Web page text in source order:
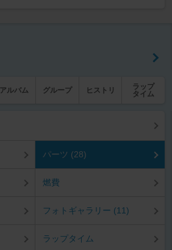
アルバム グループ ヒストリ
ラップ
タイム
パーツ (28)
燃費
フォトギャラリー (11)
ラップタイム